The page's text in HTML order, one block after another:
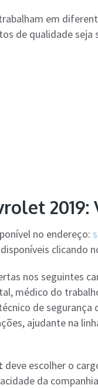
em
de qualidade seja
2019:
no endereço:
clicando
nos seguintes
médico do
de segurança
ajudante na
deve escolher o
da